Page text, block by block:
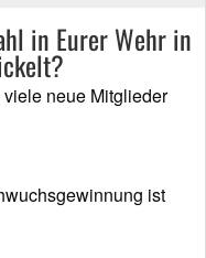
in Eurer Wehr in
neue Mitglieder
ist